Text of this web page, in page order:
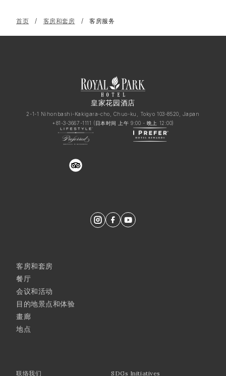
首页 客房和套房 客房服务
皇家花园酒店
2-1-1 Nihonbashi-Kakigara-cho, Chuo-ku, Tokyo 103-8520, Japan
+81-3-3667-1111 (日本时间 上午 9:00 - 晩上 12:00)
客房和套房
餐厅
会议和活动
目的地景点和体验
畫廊
地点
联络我们
SDGs Initiatives